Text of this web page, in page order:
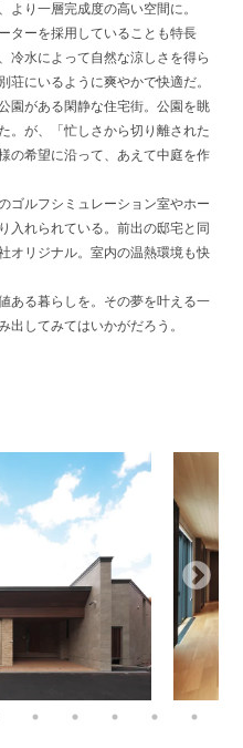
より一層完成度の高い空間に。
ターを採用していることも特長
冷水によって自然な涼しさを得ら
荘にいるように爽やかで快適だ。
園がある閑静な住宅街。公園を眺
。が、「忙しさから切り離された
の希望に沿って、あえて中庭を作
ゴルフシミュレーション室やホー
入れられている。前出の邸宅と同
オリジナル。室内の温熱環境も快
ある暮らしを。その夢を叶える一
出してみてはいかがだろう。